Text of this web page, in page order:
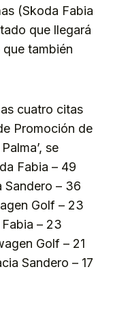
(Skoda Fabia
que llegará
también
cuatro citas
Promoción de
se
Fabia – 49
Sandero – 36
Golf – 23
– 23
Golf – 21
Sandero – 17